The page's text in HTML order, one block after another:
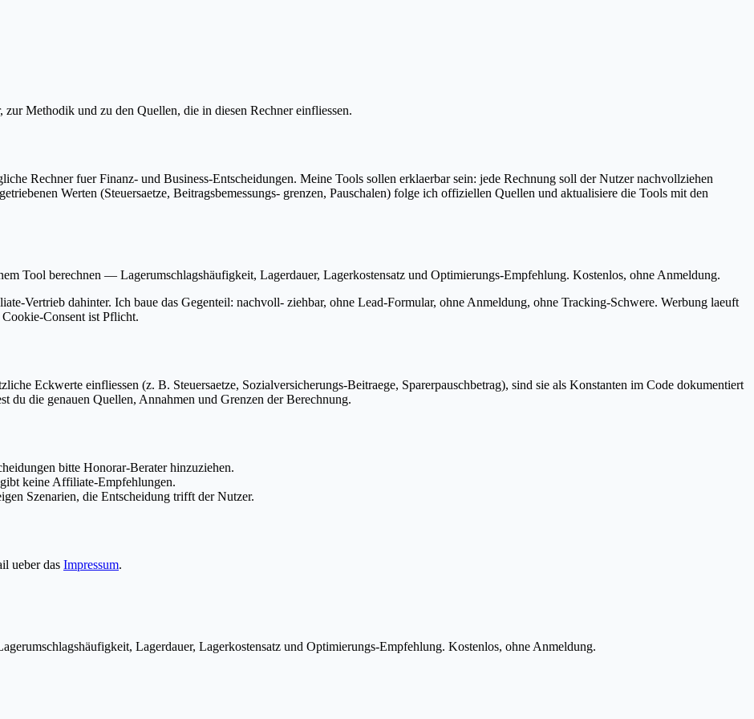
Methodik und zu den Quellen, die in diesen Rechner einfliessen.
Rechner fuer Finanz- und Business-Entscheidungen. Meine Tools sollen erklaerbar sein: jede Rechnung soll der Nutzer nachvollziehen
Werten (Steuersaetze, Beitragsbemessungs- grenzen, Pauschalen) folge ich offiziellen Quellen und aktualisiere die Tools mit den
Tool berechnen — Lagerumschlagshäufigkeit, Lagerdauer, Lagerkostensatz und Optimierungs-Empfehlung. Kostenlos, ohne Anmeldung.
Vertrieb dahinter. Ich baue das Gegenteil: nachvoll- ziehbar, ohne Lead-Formular, ohne Anmeldung, ohne Tracking-Schwere. Werbung laeuft
Consent ist Pflicht.
Eckwerte einfliessen (z. B. Steuersaetze, Sozialversicherungs-Beitraege, Sparerpauschbetrag), sind sie als Konstanten im Code dokumentiert
du die genauen Quellen, Annahmen und Grenzen der Berechnung.
bitte Honorar-Berater hinzuziehen.
keine Affiliate-Empfehlungen.
Szenarien, die Entscheidung trifft der Nutzer.
ueber das Impressum.
Lagerdauer, Lagerkostensatz und Optimierungs-Empfehlung. Kostenlos, ohne Anmeldung.